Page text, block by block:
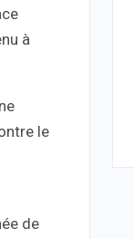
à
le
de